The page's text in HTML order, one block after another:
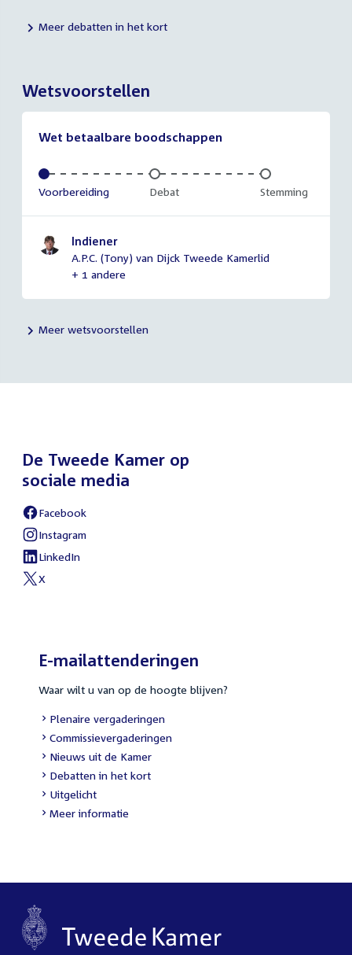
Meer debatten in het kort
Wetsvoorstellen
Wet betaalbare boodschappen
Voltooid:
Voorbereiding Onvoltooid:
Debat Onvoltooid:
Stemming
Indiener
A.P.C. (Tony) van Dijck Tweede Kamerlid
+ 1 andere
Meer wetsvoorstellen
De Tweede Kamer op
sociale media
External
link:
Facebook
External
link:
Instagram
External
link:
LinkedIn
External
X
E-mailattenderingen
Waar wilt u van op de hoogte blijven?
External
link:
Plenaire vergaderingen
External
link:
Commissievergaderingen
External
link:
Nieuws uit de Kamer
External
link:
Debatten in het kort
External
link:
Uitgelicht
Meer informatie